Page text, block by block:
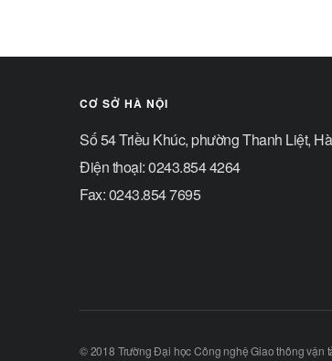
CƠ SỞ HÀ NỘI
Số 54 Triều Khúc, phường Thanh Liệt,
Điện thoại: 0243.854 4264
Fax: 0243.854 7695
© 2018 Trường Đại học Công nghệ Giao thông vận